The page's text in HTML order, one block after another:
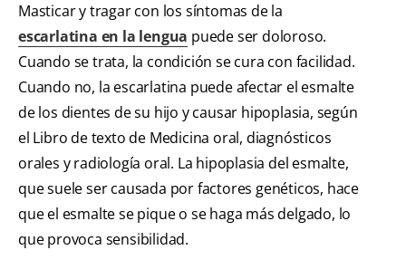
Masticar y tragar con los síntomas de la
escarlatina en la lengua puede ser doloroso.
Cuando se trata, la condición se cura con facilidad.
Cuando no, la escarlatina puede afectar el esmalte
de los dientes de su hijo y causar hipoplasia, según
el Libro de texto de Medicina oral, diagnósticos
orales y radiología oral. La hipoplasia del esmalte,
que suele ser causada por factores genéticos, hace
que el esmalte se pique o se haga más delgado, lo
que provoca sensibilidad.